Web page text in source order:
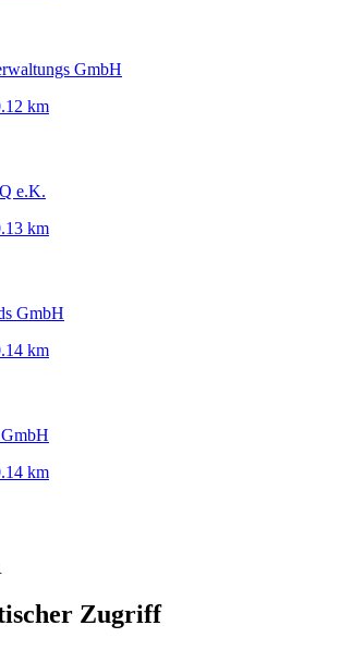
GmbH
km
e.K.
km
GmbH
km
km
Zugriff